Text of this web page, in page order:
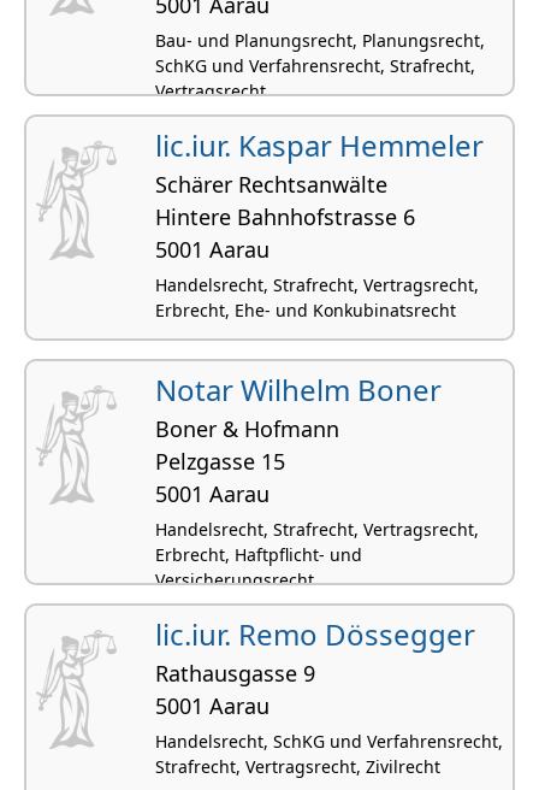
Bau- und Planungsrecht, Planungsrecht,
SchKG und Verfahrensrecht, Strafrecht,
Vertragsrecht
lic.iur. Kaspar Hemmeler
Schärer Rechtsanwälte
Hintere Bahnhofstrasse 6
5001 Aarau
Handelsrecht, Strafrecht, Vertragsrecht,
Erbrecht, Ehe- und Konkubinatsrecht
Notar Wilhelm Boner
Boner & Hofmann
Pelzgasse 15
5001 Aarau
Handelsrecht, Strafrecht, Vertragsrecht,
Erbrecht, Haftpflicht- und
Versicherungsrecht
lic.iur. Remo Dössegger
Rathausgasse 9
5001 Aarau
Handelsrecht, SchKG und Verfahrensrecht,
Strafrecht, Vertragsrecht, Zivilrecht